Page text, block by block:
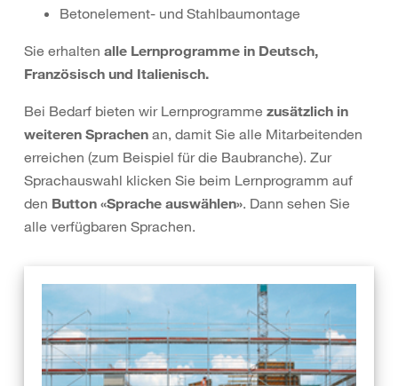
Betonelement- und Stahlbaumontage
Sie erhalten alle Lernprogramme in Deutsch,
Französisch und Italienisch.
Bei Bedarf bieten wir Lernprogramme zusätzlich in
weiteren Sprachen an, damit Sie alle Mitarbeitenden
erreichen (zum Beispiel für die Baubranche). Zur
Sprachauswahl klicken Sie beim Lernprogramm auf
den Button «Sprache auswählen». Dann sehen Sie
alle verfügbaren Sprachen.